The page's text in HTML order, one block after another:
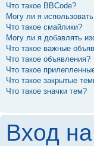
Что такое BBCode?
Могу ли я
Что такое смайлики?
Могу ли я добавлять
Что такое важные
Что такое объявления?
Что такое
Что такое закрытые
Что такое значки тем?
Вход